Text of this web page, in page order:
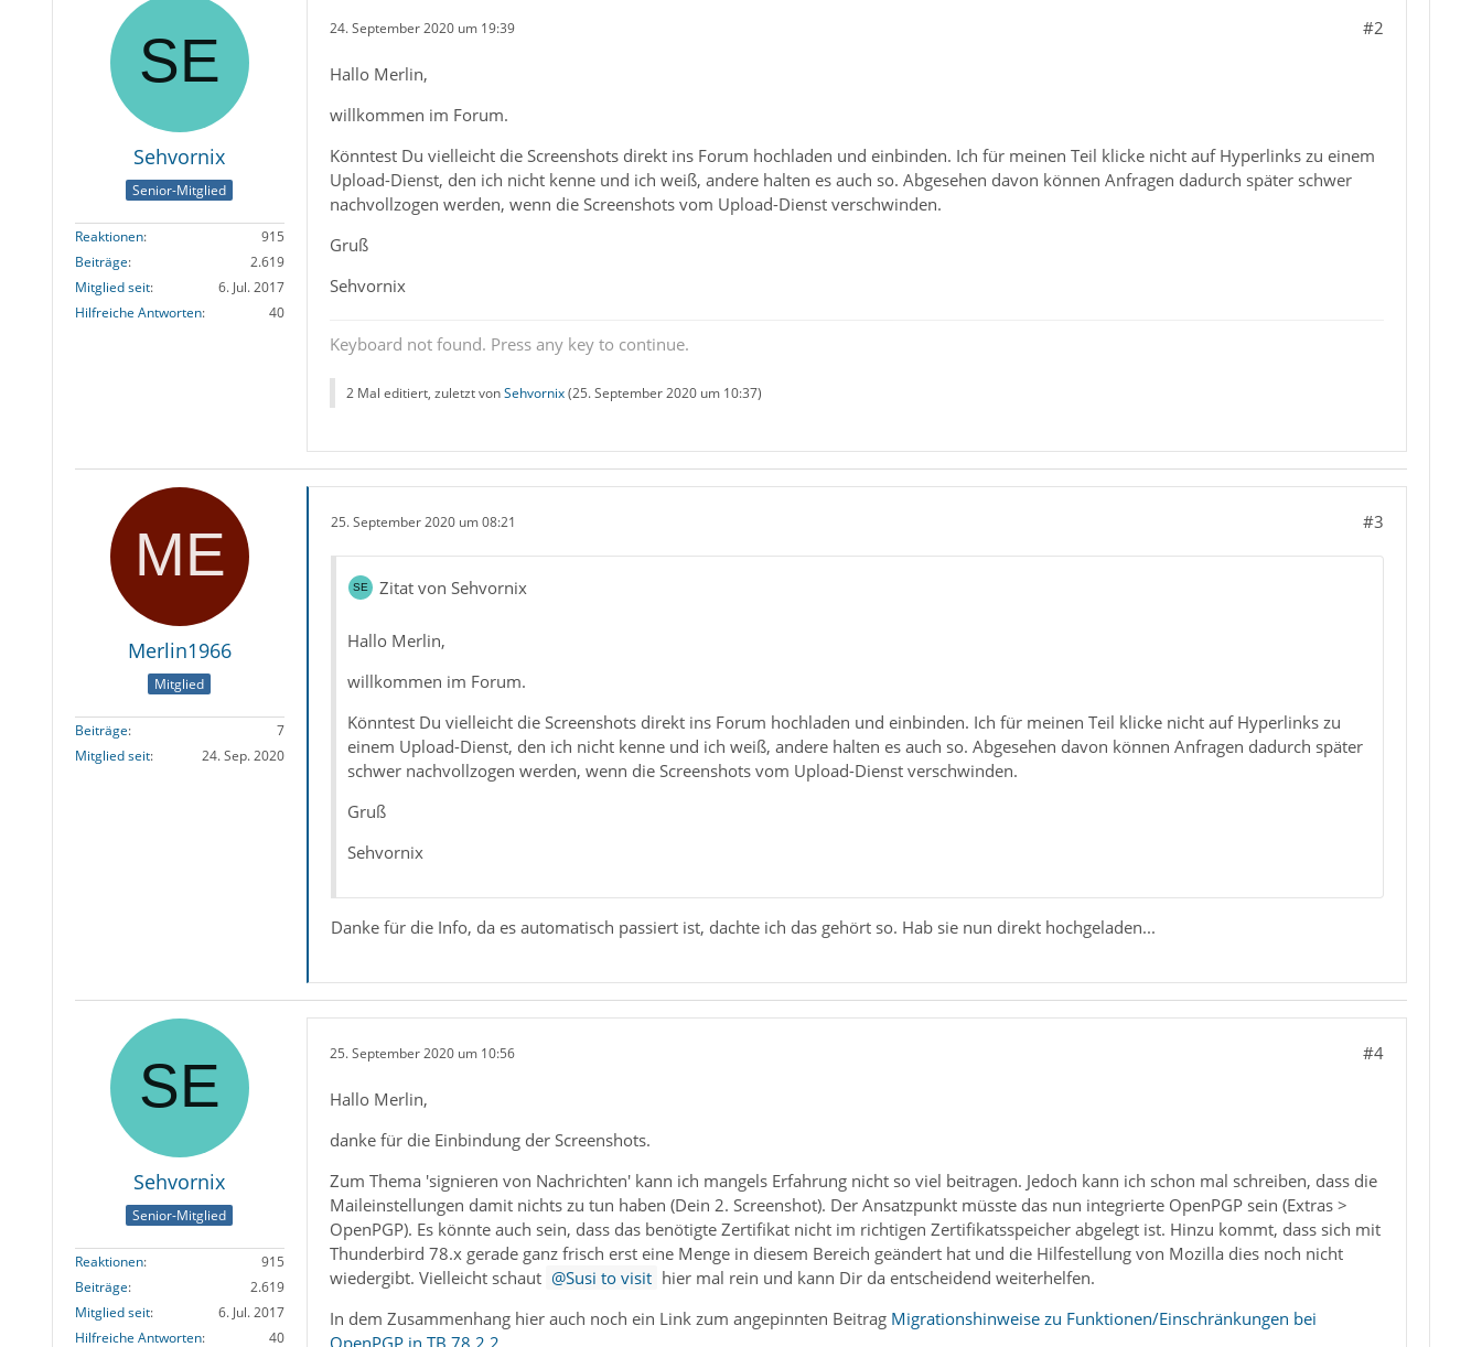
Sehvornix
Senior-Mitglied
Reaktionen
915
Beiträge
2.619
Mitglied seit
6. Jul. 2017
Hilfreiche Antworten
40
24. September 2020 um 19:39 #2
Hallo Merlin,
willkommen im Forum.
Könntest Du vielleicht die Screenshots direkt ins Forum hochladen und einbinden. Ich für meinen Teil klicke nicht auf Hyperlinks zu einem
Upload-Dienst, den ich nicht kenne und ich weiß, andere halten es auch so. Abgesehen davon können Anfragen dadurch später schwer
nachvollzogen werden, wenn die Screenshots vom Upload-Dienst verschwinden.
Gruß
Sehvornix
Keyboard not found. Press any key to continue.
2 Mal editiert, zuletzt vonSehvornix(25. September 2020 um 10:37)
Merlin1966
Mitglied
Beiträge
7
Mitglied seit
24. Sep. 2020
25. September 2020 um 08:21 #3
Zitat von Sehvornix
Hallo Merlin,
willkommen im Forum.
Könntest Du vielleicht die Screenshots direkt ins Forum hochladen und einbinden. Ich für meinen Teil klicke nicht auf Hyperlinks zu
einem Upload-Dienst, den ich nicht kenne und ich weiß, andere halten es auch so. Abgesehen davon können Anfragen dadurch später
schwer nachvollzogen werden, wenn die Screenshots vom Upload-Dienst verschwinden.
Gruß
Sehvornix
Danke für die Info, da es automatisch passiert ist, dachte ich das gehört so. Hab sie nun direkt hochgeladen...
Sehvornix
Senior-Mitglied
Reaktionen
915
Beiträge
2.619
Mitglied seit
6. Jul. 2017
Hilfreiche Antworten
40
25. September 2020 um 10:56 #4
Hallo Merlin,
danke für die Einbindung der Screenshots.
Zum Thema 'signieren von Nachrichten' kann ich mangels Erfahrung nicht so viel beitragen. Jedoch kann ich schon mal schreiben, dass die
Maileinstellungen damit nichts zu tun haben (Dein 2. Screenshot). Der Ansatzpunkt müsste das nun integrierte OpenPGP sein (Extras >
OpenPGP). Es könnte auch sein, dass das benötigte Zertifikat nicht im richtigen Zertifikatsspeicher abgelegt ist. Hinzu kommt, dass sich mit
Thunderbird 78.x gerade ganz frisch erst eine Menge in diesem Bereich geändert hat und die Hilfestellung von Mozilla dies noch nicht
wiedergibt. Vielleicht schaut
Susi to visit hier mal rein und kann Dir da entscheidend weiterhelfen.
In dem Zusammenhang hier auch noch ein Link zum angepinnten Beitrag Migrationshinweise zu Funktionen/Einschränkungen bei